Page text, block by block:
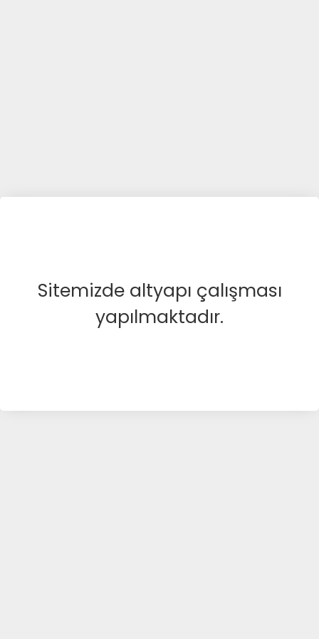
Sitemizde altyapı çalışması
yapılmaktadır.